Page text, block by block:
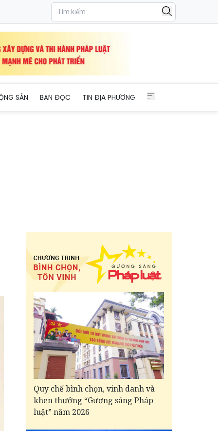
SẢN BẠN ĐỌC TIN ĐỊA PHƯƠNG
Quy chế bình chọn, vinh danh và
khen thưởng “Gương sáng Pháp
luật” năm 2026